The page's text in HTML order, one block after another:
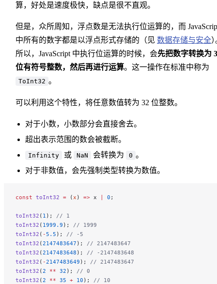
算，好处是速度极快，缺点是很不直观。
但是，众所周知，浮点数是无法执行位运算的，而
中所有的数字都是以浮点形式存储的（见 数据存储与安全
所以，JavaScript 中执行位运算的时候，会先把数字转换为
位有符号整数，然后再进行运算。这一操作在标准中称为
ToInt32 。
可以利用这个特性，将任意数值转为 32 位整数。
对于小数，小数部分会直接舍去。
超出表示范围的数会被截断。
Infinity 或 NaN 会转换为 0 。
对于非数值，会先强制类型转换为数值。
const toInt32 = ( x ) => x | 0 ;
toInt32 ( 1 ); // 1
toInt32 ( 1999.9 ); // 1999
toInt32 ( - 5.5 ); // -5
toInt32 (2147483647 ); // 2147483647
toInt32 (2147483648 ); // -2147483648
toInt32 ( -2147483649 ); // 2147483647
toInt32 (2 ** 32 ); // 0
toInt32 (2 ** 35 + 10 ); // 10